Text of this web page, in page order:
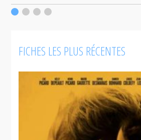
FICHES LES PLUS RÉCENTES